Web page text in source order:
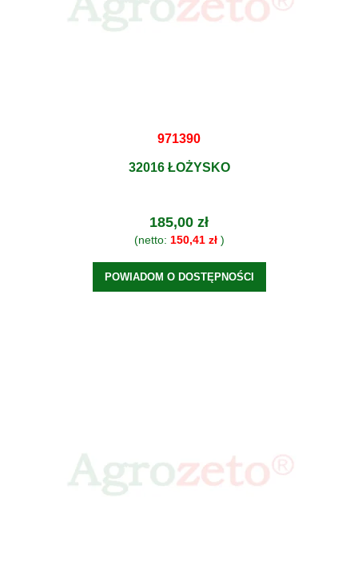
971390
32016 ŁOŻYSKO
185,00 zł
(netto: 150,41 zł)
POWIADOM O DOSTĘPNOŚCI